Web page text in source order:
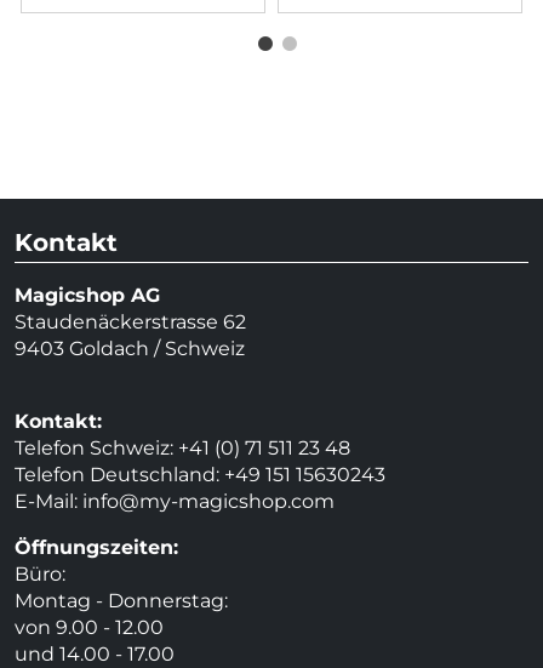
Kontakt
Magicshop AG
Staudenäckerstrasse 62
9403 Goldach / Schweiz
Kontakt:
Telefon Schweiz: +41 (0) 71 511 23 48
Telefon Deutschland: +49 151 15630243
E-Mail: info@my-magicshop.com
Öffnungszeiten:
Büro:
Montag - Donnerstag:
von 9.00 - 12.00
und 14.00 - 17.00